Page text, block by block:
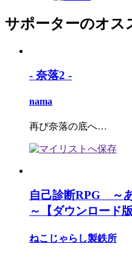
サポーターのオス
- 奈落2 -
nama
再び奈落の底へ…
自己診断RPG ～
～【ダウンロード版
ねこじゃらし製鉄所